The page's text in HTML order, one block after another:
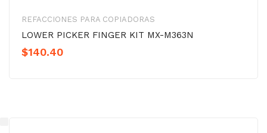
REFACCIONES PARA COPIADORAS
LOWER PICKER FINGER KIT MX-M363N
$140.40